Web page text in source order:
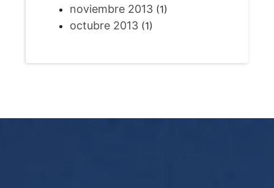
noviembre 2013(1)
octubre 2013(1)